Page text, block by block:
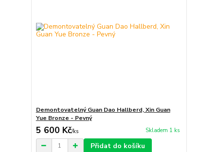
Demontovatelný Guan Dao Hallberd, Xin Guan
Yue Bronze - Pevný
5 600 Kč/ks Skladem 1 ks
Přidat do košíku